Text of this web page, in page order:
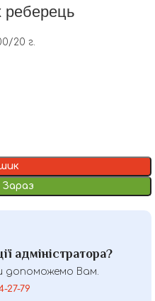
реберець
20 г.
адміністратора?
допоможемо Вам.
27-79